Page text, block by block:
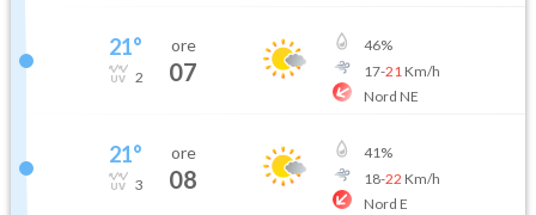
21°
2
ore
07
46%
17-21 Km/h
Nord NE
21°
3
ore
08
41%
18-22 Km/h
Nord E